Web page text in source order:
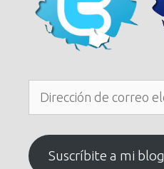
electrónico
Suscríbite a mi blog